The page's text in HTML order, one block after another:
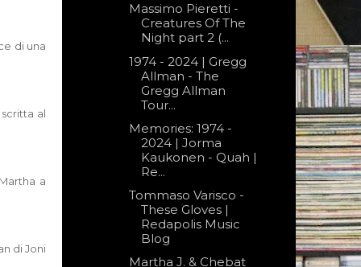
di una
al
a
di Joni
Massimo Pieretti -
Creatures Of The
Night part 2 (...
1974 - 2024 | Gregg
Allman - The
Gregg Allman
Tour...
Memories: 1974 -
2024 | Jorma
Kaukonen - Quah |
Re...
Tommaso Varisco -
These Gloves |
Redapolis Music
Blog
Mar­tha J. & Che­bat